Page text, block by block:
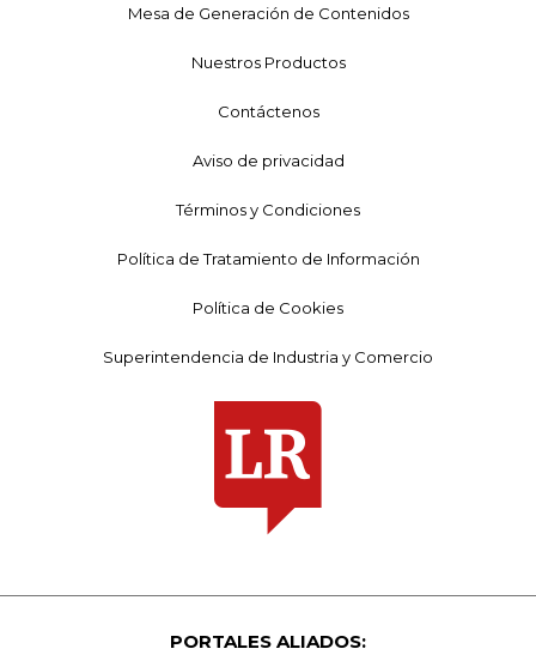
Mesa de Generación de Contenidos
Nuestros Productos
Contáctenos
Aviso de privacidad
Términos y Condiciones
Política de Tratamiento de Información
Política de Cookies
Superintendencia de Industria y Comercio
PORTALES ALIADOS: